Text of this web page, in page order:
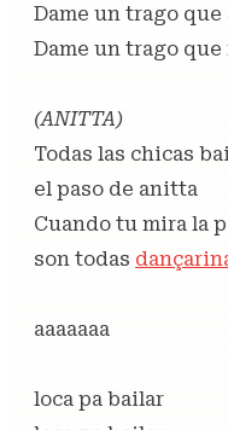
Dame un trago
Dame un trago que
(ANITTA)
Todas las chicas
el paso de anitta
Cuando tu mira la
son todas
aaaaaaa
loca pa bailar